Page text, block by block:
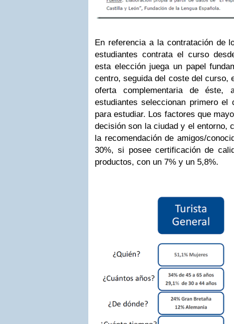
En referencia a la contratación de
estudiantes contrata el curso
esta elección juega un papel
centro, seguida del coste del curso,
oferta complementaria de éste,
estudiantes seleccionan primero el
para estudiar. Los factores que
decisión son la ciudad y el entorno,
la recomendación de amigos/
30%, si posee certificación de
productos, con un 7% y un 5,8%.